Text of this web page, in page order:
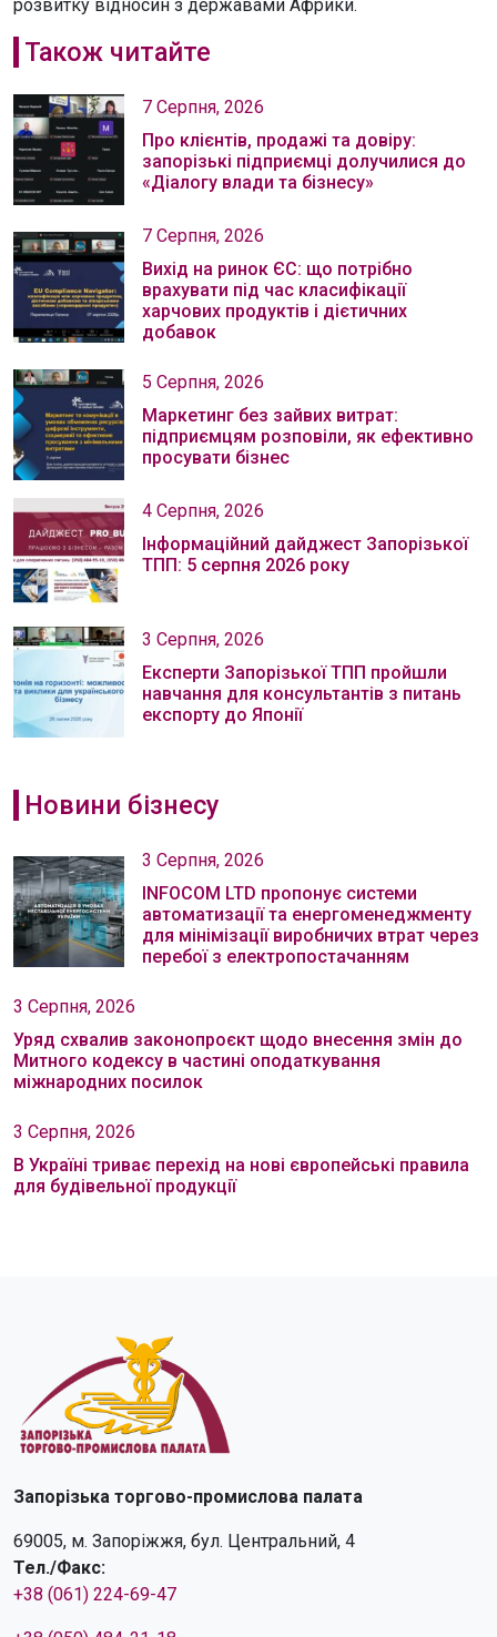
розвитку відносин з державами Африки.
Також читайте
7 Серпня, 2026
Про клієнтів, продажі та довіру:
запорізькі підприємці долучилися до
«Діалогу влади та бізнесу»
7 Серпня, 2026
Вихід на ринок ЄС: що потрібно
врахувати під час класифікації
харчових продуктів і дієтичних
добавок
5 Серпня, 2026
Маркетинг без зайвих витрат:
підприємцям розповіли, як ефективно
просувати бізнес
4 Серпня, 2026
Інформаційний дайджест Запорізької
ТПП: 5 серпня 2026 року
3 Серпня, 2026
Експерти Запорізької ТПП пройшли
навчання для консультантів з питань
експорту до Японії
Новини бізнесу
3 Серпня, 2026
INFOCOM LTD пропонує системи
автоматизації та енергоменеджменту
для мінімізації виробничих втрат через
перебої з електропостачанням
3 Серпня, 2026
Уряд схвалив законопроєкт щодо внесення змін до
Митного кодексу в частині оподаткування
міжнародних посилок
3 Серпня, 2026
В Україні триває перехід на нові європейські правила
для будівельної продукції
Запорізька торгово-промислова палата
69005, м. Запоріжжя, бул. Центральний, 4
Тел./Факс:
+38 (061) 224-69-47